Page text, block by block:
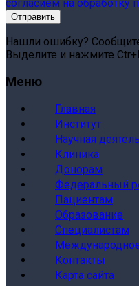
согласием на обработку
Нашли ошибку?
Выделите и нажмите
Меню
Главная
Институт
Научная
Клиника
Донорам
Федеральный
Пациентам
Образование
Специалистам
Контакты
Карта сайта